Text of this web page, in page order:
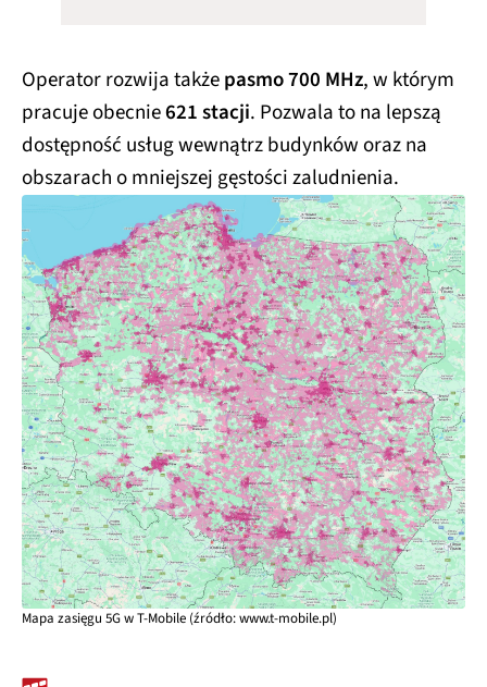
Operator rozwija takżepasmo 700 MHz, w którym
pracuje obecnie621 stacji. Pozwala to na lepszą
dostępność usług wewnątrz budynków oraz na
obszarach o mniejszej gęstości zaludnienia.
Mapa zasięgu 5G w T-Mobile (źródło: www.t-mobile.pl)